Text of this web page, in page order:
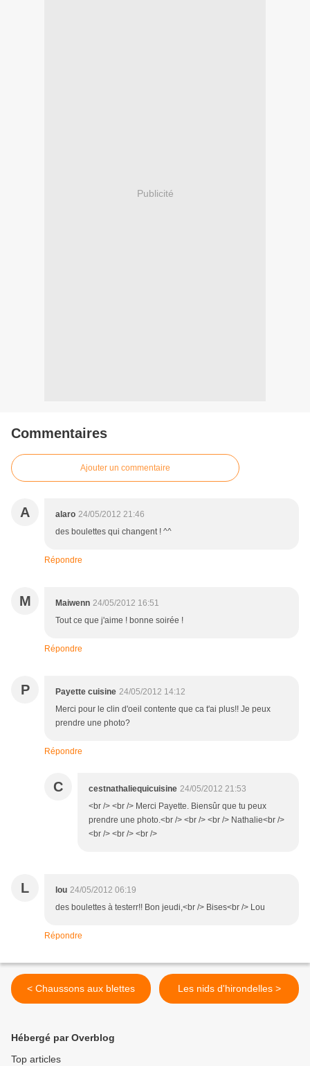
Publicité
Commentaires
Ajouter un commentaire
A alaro 24/05/2012 21:46
des boulettes qui changent ! ^^
Répondre
M Maiwenn 24/05/2012 16:51
Tout ce que j'aime ! bonne soirée !
Répondre
P Payette cuisine 24/05/2012 14:12
Merci pour le clin d'oeil contente que ca t'ai plus!! Je peux
prendre une photo?
Répondre
C cestnathaliequicuisine 24/05/2012 21:53
<br /> <br /> Merci Payette. Biensûr que tu peux
prendre une photo.<br /> <br /> <br /> Nathalie<br />
<br /> <br /> <br />
L lou 24/05/2012 06:19
des boulettes à testerr!! Bon jeudi,<br /> Bises<br /> Lou
Répondre
< Chaussons aux blettes Les nids d'hirondelles >
Hébergé par Overblog
Top articles